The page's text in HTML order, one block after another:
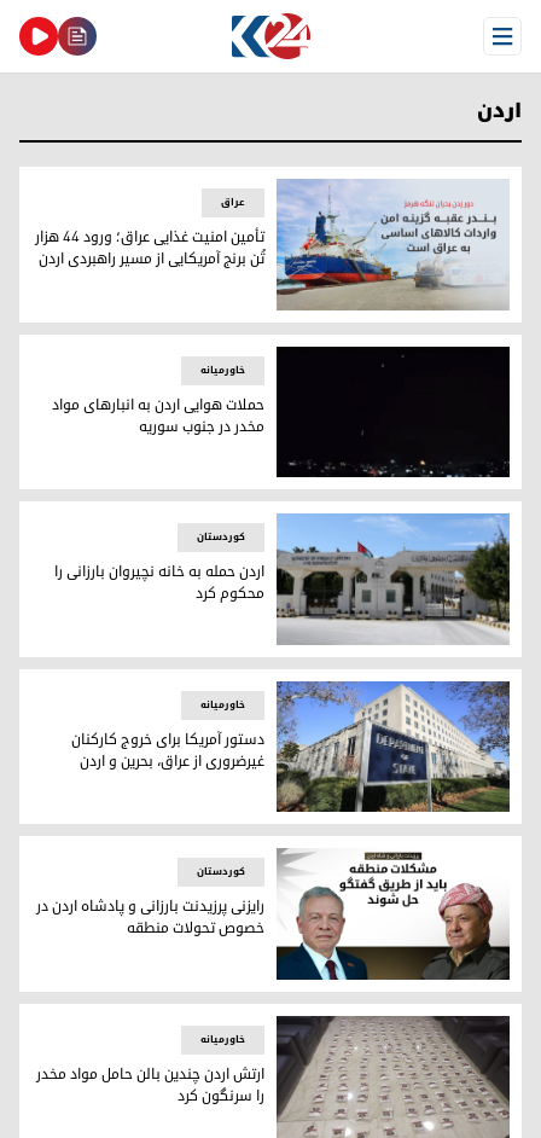
Open Menu
اردن
تأمین امنیت غذایی عراق؛ ورود ۴۴ هزار تُن برنج آمریکایی از مسیر راهبردی اردن
عراق
تأمین امنیت غذایی عراق؛ ورود ۴۴ هزار
تُن برنج آمریکایی از مسیر راهبردی اردن
حملات هوایی اردن به انبارهای مواد مخدر در جنوب سوریه
خاورمیانه
حملات هوایی اردن به انبارهای مواد
مخدر در جنوب سوریه
اردن حمله به خانە نچیروان بارزانی را محکوم کرد
کوردستان
اردن حمله به خانە نچیروان بارزانی را
محکوم کرد
دستور آمریکا برای خروج کارکنان غیرضروری از عراق، بحرین و اردن
خاورمیانه
دستور آمریکا برای خروج کارکنان
غیرضروری از عراق، بحرین و اردن
رایزنی پرزیدنت بارزانی و پادشاه اردن در خصوص تحولات منطقه
کوردستان
رایزنی پرزیدنت بارزانی و پادشاه اردن در
خصوص تحولات منطقه
خاورمیانه
ارتش اردن چندین بالن حامل مواد مخدر
را سرنگون کرد